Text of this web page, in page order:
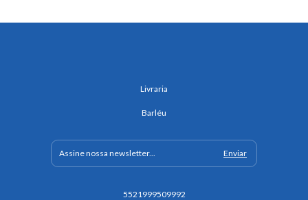
Livraria
Barléu
5521999509992